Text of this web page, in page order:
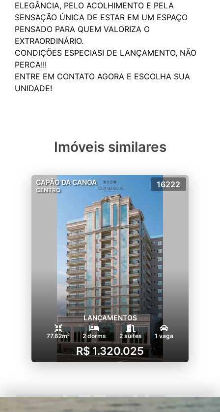
ELEGÂNCIA, PELO ACOLHIMENTO E PELA
SENSAÇÃO ÚNICA DE ESTAR EM UM ESPAÇO
PENSADO PARA QUEM VALORIZA O
EXTRAORDINÁRIO.
CONDIÇÕES ESPECIASI DE LANÇAMENTO, NÃO
PERCA!!!
ENTRE EM CONTATO AGORA E ESCOLHA SUA
Imóveis similares
CAPÃO DA CANOA
CENTRO
16222
LANÇAMENTOS
77.62m² 2 dorms 2 suítes 1 vaga
R$ 1.320.025